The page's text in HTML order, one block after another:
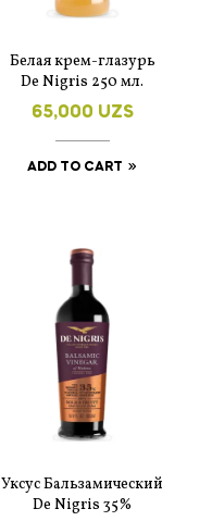
Белая крем-глазурь
De Nigris 250 мл.
65,000 UZS
ADD TO CART
Уксус Бальзамический
De Nigris 35%